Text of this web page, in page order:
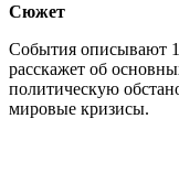
Сюжет
События описывают
расскажет об
политическую
мировые кризисы.